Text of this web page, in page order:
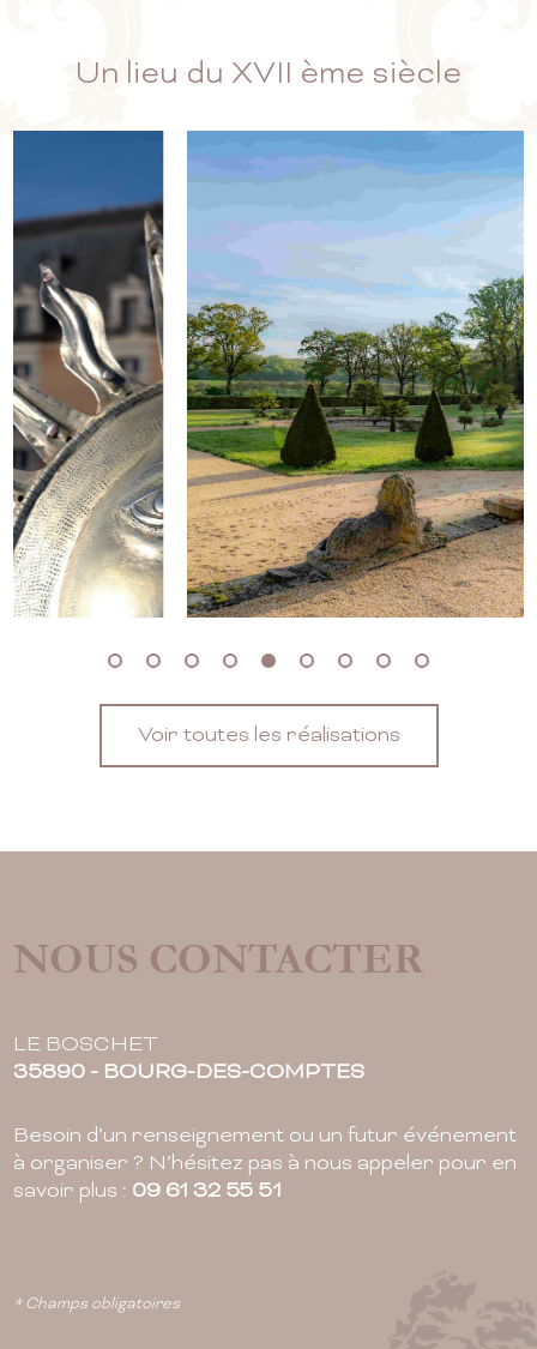
Un lieu du XVII ème siècle
Voir toutes les réalisations
NOUS CONTACTER
LE BOSCHET
35890 - BOURG-DES-COMPTES
Besoin d’un renseignement ou un futur événement
à organiser ? N’hésitez pas à nous appeler pour en
savoir plus : 09 61 32 55 51
* Champs obligatoires